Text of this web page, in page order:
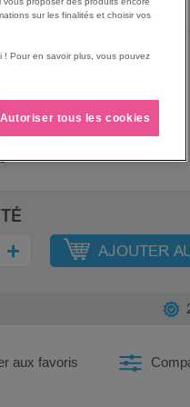
€
+ AJOUTER
aux favoris
sur les finalités et choisir vos
! Pour en savoir plus, vous pouvez
Autoriser tous les cookies